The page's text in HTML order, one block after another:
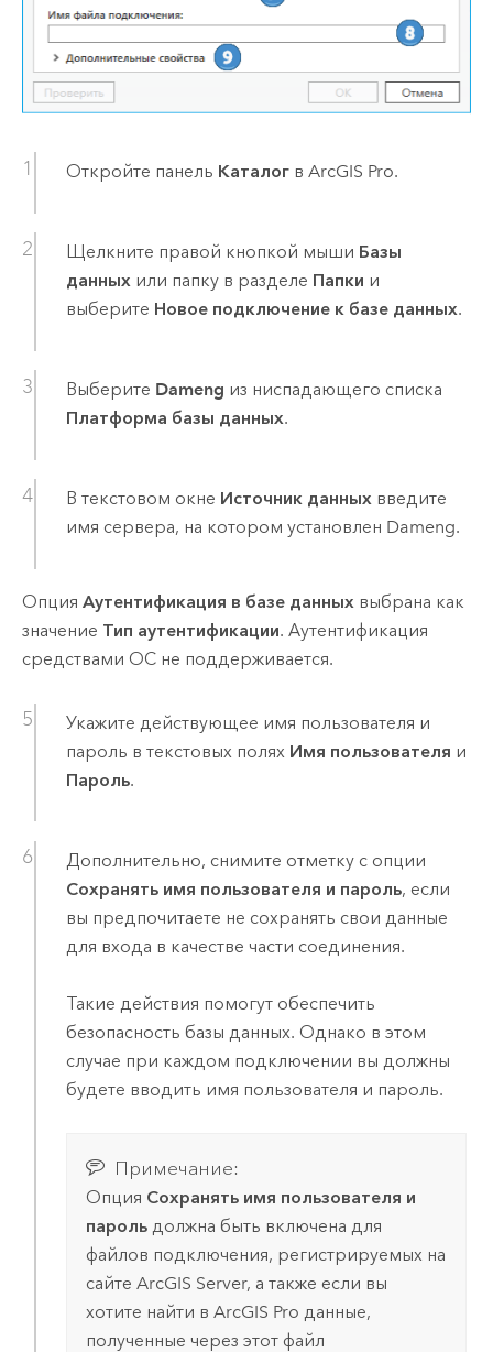
Откройте панель Каталогв ArcGIS Pro.
Щелкните правой кнопкой мыши Базы
данныхили папку в разделе Папки и
выберите Новое подключение к базе данных.
Выберите Dameng из ниспадающего списка
Платформа базы данных.
В текстовом окне Источник данныхвведите
имя сервера, на котором установлен Dameng.
Опция Аутентификация в базе данныхвыбрана как
значение Тип аутентификации. Аутентификация
средствами ОС не поддерживается.
Укажите действующее имя пользователя и
пароль в текстовых полях Имя пользователя и
Пароль.
Дополнительно, снимите отметку с опции
Сохранять имя пользователя и пароль, если
вы предпочитаете не сохранять свои данные
для входа в качестве части соединения.
Такие действия помогут обеспечить
безопасность базы данных. Однако в этом
случае при каждом подключении вы должны
будете вводить имя пользователя и пароль.
Примечание:
Опция Сохранять имя пользователя и
парольдолжна быть включена для
файлов подключения, регистрируемых на
сайте ArcGIS Server, а также если вы
хотите найти в ArcGIS Pro данные,
полученные через этот файл